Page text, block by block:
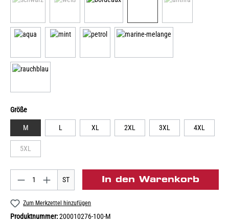
Größe
M L XL 2XL 3XL 4XL
5XL
ST In den Warenkorb
Zum Merkzettel hinzufügen
Produktnummer:200010276-100-M